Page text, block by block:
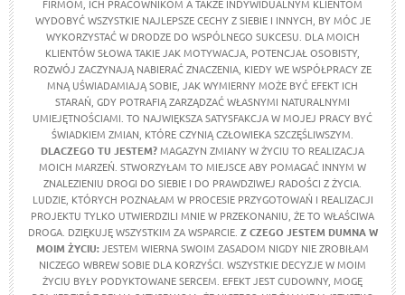
FIRMOM, ICH PRACOWNIKOM A TAKŻE INDYWIDUALNYM KLIENTOM
WYDOBYĆ WSZYSTKIE NAJLEPSZE CECHY Z SIEBIE I INNYCH, BY MÓC JE
WYKORZYSTAĆ W DRODZE DO WSPÓLNEGO SUKCESU. DLA MOICH
KLIENTÓW SŁOWA TAKIE JAK MOTYWACJA, POTENCJAŁ OSOBISTY,
ROZWÓJ ZACZYNAJĄ NABIERAĆ ZNACZENIA, KIEDY WE WSPÓŁPRACY ZE
MNĄ UŚWIADAMIAJĄ SOBIE, JAK WYMIERNY MOŻE BYĆ EFEKT ICH
STARAŃ, GDY POTRAFIĄ ZARZĄDZAĆ WŁASNYMI NATURALNYMI
UMIEJĘTNOŚCIAMI. TO NAJWIĘKSZA SATYSFAKCJA W MOJEJ PRACY BYĆ
ŚWIADKIEM ZMIAN, KTÓRE CZYNIĄ CZŁOWIEKA SZCZĘŚLIWSZYM.
DLACZEGO TU JESTEM?MAGAZYN ZMIANY W ŻYCIU TO REALIZACJA
MOICH MARZEŃ. STWORZYŁAM TO MIEJSCE ABY POMAGAĆ INNYM W
ZNALEZIENIU DROGI DO SIEBIE I DO PRAWDZIWEJ RADOŚCI Z ŻYCIA.
LUDZIE, KTÓRYCH POZNAŁAM W PROCESIE PRZYGOTOWAŃ I REALIZACJI
PROJEKTU TYLKO UTWIERDZILI MNIE W PRZEKONANIU, ŻE TO WŁAŚCIWA
DROGA. DZIĘKUJĘ WSZYSTKIM ZA WSPARCIE. Z CZEGO JESTEM DUMNA W
MOIM ŻYCIU:JESTEM WIERNA SWOIM ZASADOM NIGDY NIE ZROBIŁAM
NICZEGO WBREW SOBIE DLA KORZYŚCI. WSZYSTKIE DECYZJE W MOIM
ŻYCIU BYŁY PODYKTOWANE SERCEM. EFEKT JEST CUDOWNY, MOGĘ